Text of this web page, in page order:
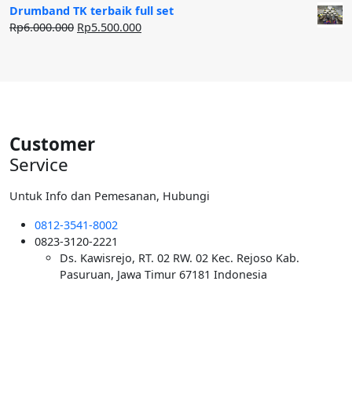
adalah:
Rp50.000.000.
ini
Drumband TK terbaik full set
Rp6.000.000 Harga
Rp5.500.000Harga
Customer
Service
Untuk Info dan Pemesanan, Hubungi
0812-3541-8002
0823-3120-2221
Ds. Kawisrejo, RT. 02 RW. 02 Kec. Rejoso Kab.
Pasuruan, Jawa Timur 67181 Indonesia